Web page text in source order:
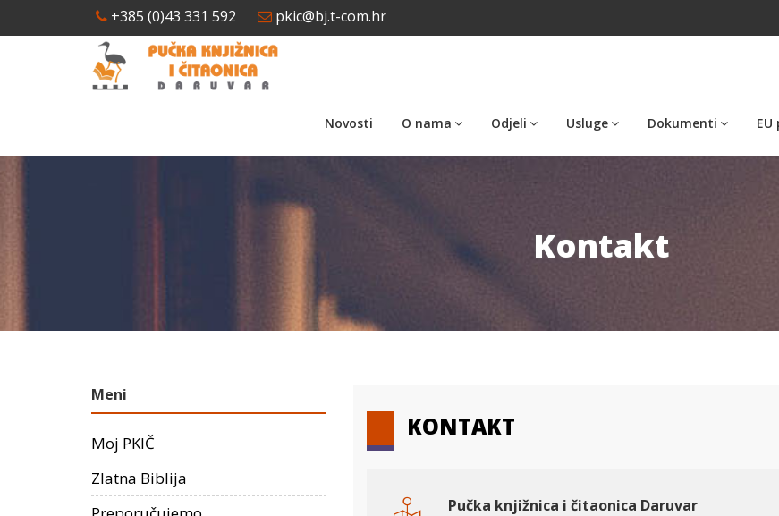
+385 (0)43 331 592 pkic@bj.t-com.hr
Novosti O nama Odjeli Usluge Dokumenti
Kontakt
KONTAKT
Pučka knjižnica i čitaonica Daruvar
Meni
Moj PKIČ
Zlatna Biblija